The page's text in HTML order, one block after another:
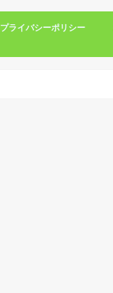
プライバシーポリシー